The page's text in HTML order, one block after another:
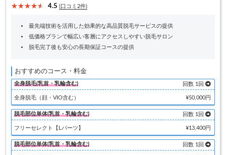
4.5 (口コミ2件)
最先端技術を活用した効果的な高品質脱毛サービスの提供
低価格プランで幅広い客層にアクセスしやすい脱毛サロン
脱毛完了後も安心の長期保証コースの提供
おすすめのコース・料金
全身脱毛(乳首・乳輪含む) 回数 1回
全身脱毛（顔・VIO含む） ¥50,000円
脱毛部位単体(乳首・乳輪含む) 回数 1回
フリーセレクト【Lパーツ】 ¥13,400円
脱毛部位単体(乳首・乳輪含む) 回数 1回